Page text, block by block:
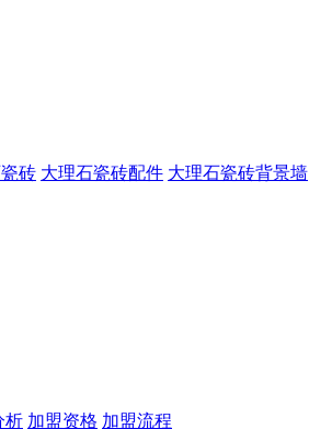
砖 大理石瓷砖配件 大理石瓷砖背景墙
析 加盟资格 加盟流程